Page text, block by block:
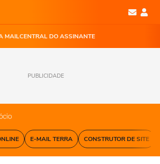
MAILCENTRAL DO ASSINANTE
PUBLICIDADE
E-MAIL TERRA CONSTRUTOR DE SITE